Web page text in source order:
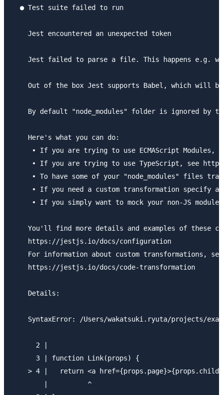
  ● Test suite failed to run
    Jest encountered an unexpected token
Jest failed to parse a file. This happens e.g.
Out of the box Jest supports Babel, which will
By default "node_modules" folder is ignored by
    Here's what you can do:
• If you are trying to use ECMAScript Modules,
• If you are trying to use TypeScript, see
• To have some of your "node_modules" files
• If you need a custom transformation specify
• If you simply want to mock your non-JS
You'll find more details and examples of these
    https://jestjs.io/docs/configuration
For information about custom transformations,
    https://jestjs.io/docs/code-transformation
    Details:
SyntaxError: /Users/wakatsuki.ryuta/projects/
      2 |
      3 | function Link(props) {
> 4 |   return <a
        |          ^